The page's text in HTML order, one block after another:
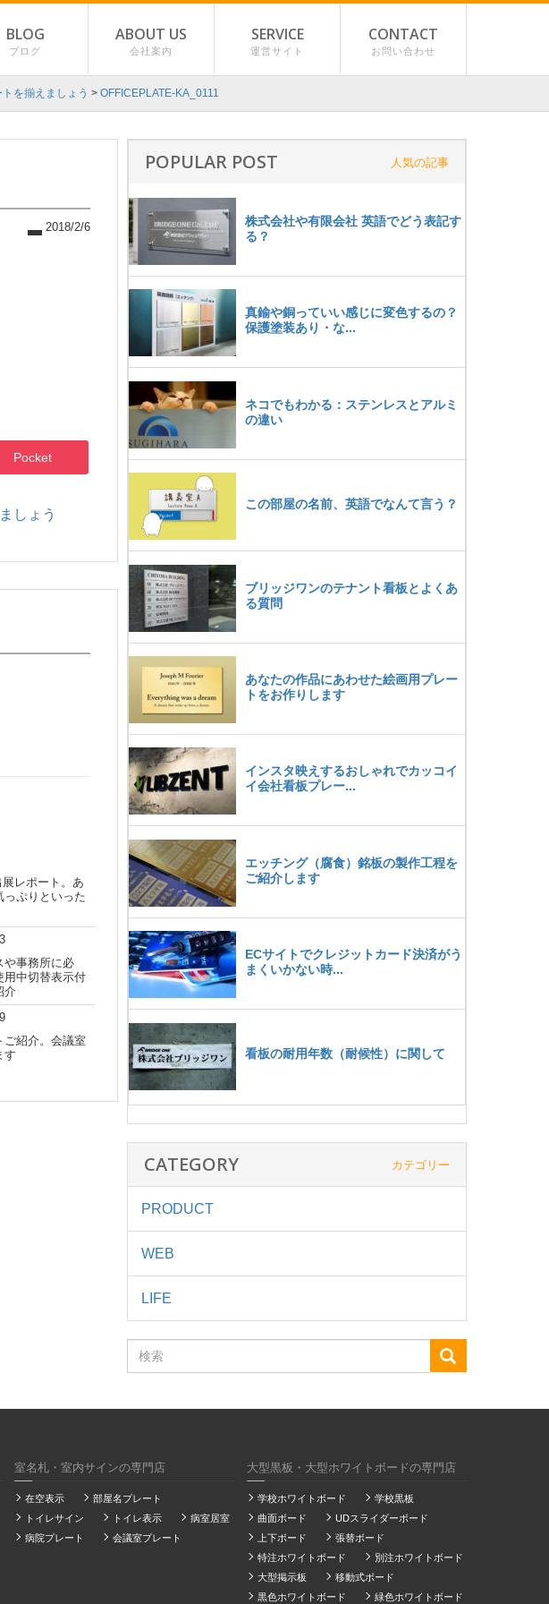
BLOG
ブログ
ABOUT US
会社案内
SERVICE
運営サイト
CONTACT
お問い合わせ
を揃えましょう > OFFICEPLATE-KA_0111
2018/2/6
Pocket
しょう
レポート。あ
っぷりといった
や事務所に必
中切替表示付
介
ご紹介。会議室
す
POPULAR POST 人気の記事
CATEGORY カテゴリー
PRODUCT
WEB
LIFE
索
室名札・室内サインの専門店
在空表示
部屋名プレート
トイレサイン
トイレ表示
病室居室
病院プレート
会議室プレート
大型黒板・大型ホワイトボードの専門店
学校ホワイトボード
学校黒板
曲面ボード
UDスライダーボード
上下ボード
張替ボード
特注ホワイトボード
別注ホワイトボード
大型掲示板
移動式ボード
黒色ホワイトボード
緑色ホワイトボード